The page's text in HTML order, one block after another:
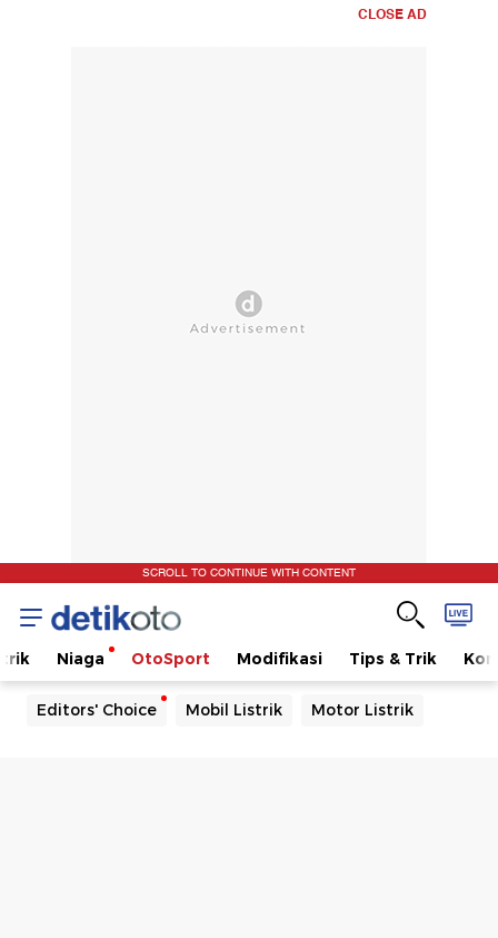
CLOSE AD
SCROLL TO CONTINUE WITH CONTENT
Niaga OtoSport Modifikasi Tips & Trik
Editors' Choice Mobil Listrik Motor Listrik